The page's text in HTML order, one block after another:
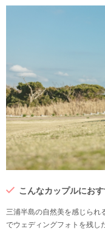
こんなカップルにお
三浦半島の自然美を感じられ
でウェディングフォトを残し